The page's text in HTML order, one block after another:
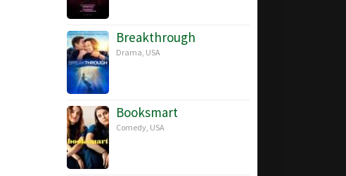
Breakthrough
Drama, USA
Booksmart
Comedy, USA